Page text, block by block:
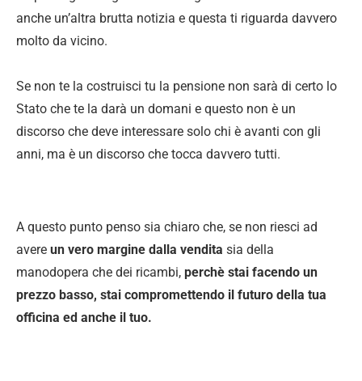
anche un’altra brutta notizia e questa ti riguarda davvero
molto da vicino.
Se non te la costruisci tu la pensione non sarà di certo lo
Stato che te la darà un domani e questo non è un
discorso che deve interessare solo chi è avanti con gli
anni, ma è un discorso che tocca davvero tutti.
A questo punto penso sia chiaro che, se non riesci ad
avere un vero margine dalla vendita sia della
manodopera che dei ricambi, perchè stai facendo un
prezzo basso, stai compromettendo il futuro della tua
officina ed anche il tuo.